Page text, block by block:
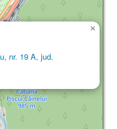
nr. 19 A, jud.
×